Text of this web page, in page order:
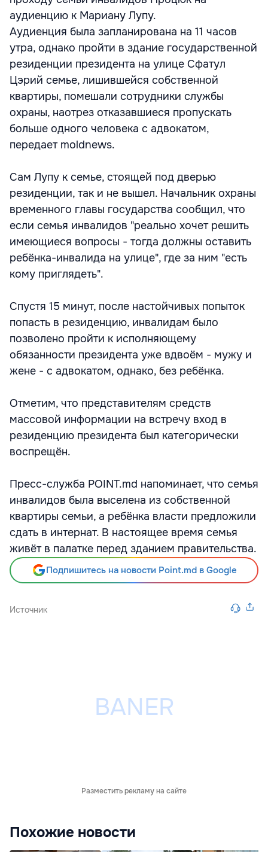
аудиенцию к Мариану Лупу.
Аудиенция была запланирована на 11 часов
утра, однако пройти в здание государственной
резиденции президента на улице Сфатул
Цэрий семье, лишившейся собственной
квартиры, помешали сотрудники службы
охраны, наотрез отказавшиеся пропускать
больше одного человека с адвокатом,
передает moldnews.
Сам Лупу к семье, стоящей под дверью
резиденции, так и не вышел. Начальник охраны
временного главы государства сообщил, что
если семья инвалидов "реально хочет решить
имеющиеся вопросы - тогда должны оставить
ребёнка-инвалида на улице", где за ним "есть
кому приглядеть".
Спустя 15 минут, после настойчивых попыток
попасть в резиденцию, инвалидам было
позволено пройти к исполняющему
обязанности президента уже вдвоём - мужу и
жене - с адвокатом, однако, без ребёнка.
Отметим, что представителям средств
массовой информации на встречу вход в
резиденцию президента был категорически
воспрещён.
Пресс-служба POINT.md напоминает, что семья
инвалидов была выселена из собственной
квартиры семьи, а ребёнка власти предложили
сдать в интернат. В настоящее время семья
живёт в палатке перед зданием правительства.
Подпишитесь на новости Point.md в Google
Источник
Разместить рекламу на сайте
Похожие новости